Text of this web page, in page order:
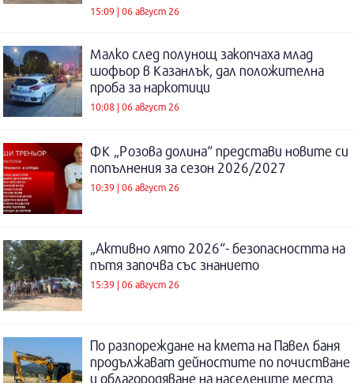
15:09 | 06 август 26
Малко след полунощ закопчаха млад
шофьор в Казанлък, дал положителна
проба за наркотици
10:08 | 06 август 26
ФК „Розова долина“ представи новите си
попълнения за сезон 2026/2027
10:39 | 06 август 26
„Активно лято 2026“- безопасността на
пътя започва със знанието
15:39 | 06 август 26
По разпореждане на кмета на Павел баня
продължават дейностите по почистване
и облагородяване на населените места